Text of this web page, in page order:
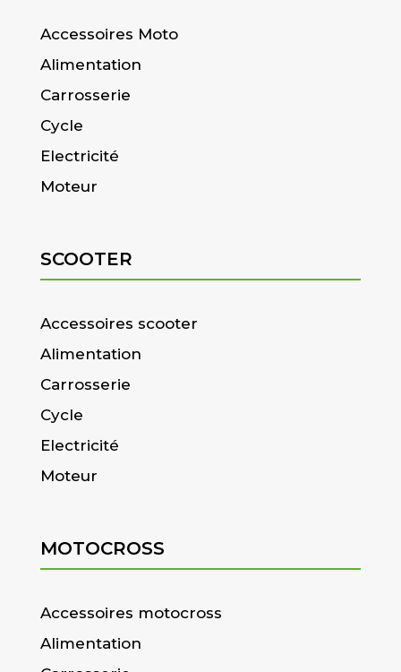
Accessoires Moto
Alimentation
Carrosserie
Cycle
Electricité
Moteur
SCOOTER
Accessoires scooter
Alimentation
Carrosserie
Cycle
Electricité
Moteur
MOTOCROSS
Accessoires motocross
Alimentation